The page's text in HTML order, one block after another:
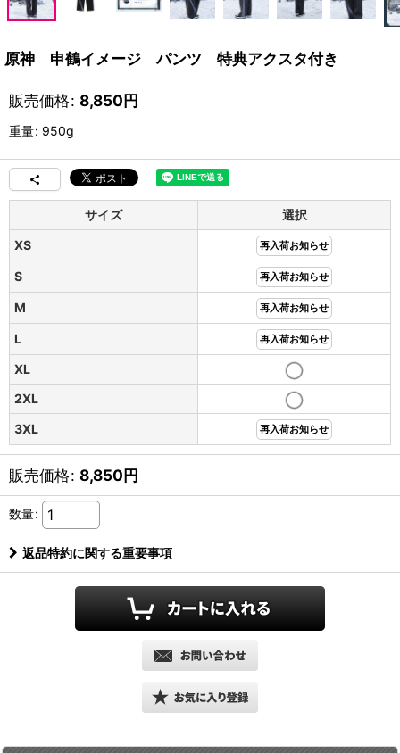
原神 申鶴イメージ パンツ 特典アクスタ付き
販売価格: 8,850円
重量: 950g
サイズ
選択
XS
再入荷お知らせ
S 再入荷お知らせ
M 再入荷お知らせ
L 再入荷お知らせ
XL
2XL
3XL
再入荷お知らせ
販売価格: 8,850円
数量:
返品特約に関する重要事項